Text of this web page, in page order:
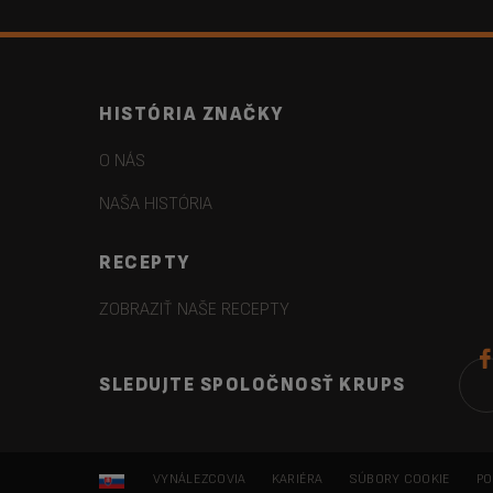
HISTÓRIA ZNAČKY
O NÁS
NAŠA HISTÓRIA
RECEPTY
ZOBRAZIŤ NAŠE RECEPTY
SLEDUJTE SPOLOČNOSŤ KRUPS
VYNÁLEZCOVIA KARIÉRA SÚBORY COOKIE